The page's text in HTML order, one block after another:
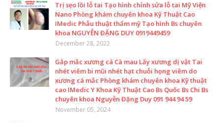
Trị sẹo lồi lỗ tai Tạo hình chỉnh sửa lỗ tai Mỹ Viện
Nano Phòng khám chuyên khoa Kỹ Thuật Cao
IMedic Phẫu thuật thẩm mỹ Tạo hình Bs chuyên
khoa NGUYỄN ĐẶNG DUY 0919449459
December 28, 2022
Gắp mắc xương cá Cà mau Lấy xương dị vật Tai
nhét viêm bi mũi nhét hạt chuỗi họng viêm do
xương cá mắc Phòng khám chuyên khoa Kỹ thuật
cao IMedic Y Khoa Kỹ Thuật Cao Bs Quốc Bs Chi Bs
chuyên khoa Nguyễn Đặng Duy 091 944 94 59
November 05, 2024